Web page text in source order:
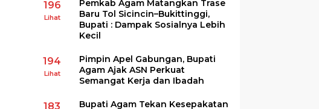
196
Lihat
Pemkab Agam Matangkan Trase
Baru Tol Sicincin–Bukittinggi,
Bupati : Dampak Sosialnya Lebih
Kecil
194
Lihat
Pimpin Apel Gabungan, Bupati
Agam Ajak ASN Perkuat
Semangat Kerja dan Ibadah
183
Bupati Agam Tekan Kesepakatan